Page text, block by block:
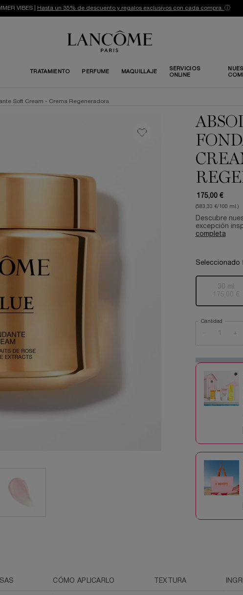
VIBES | Hasta un 35% de descuento y regalos exclusivos con cada compra. ⓘ
TRATAMIENTO PERFUME MAQUILLAJE
SERVICIOS
ONLINE
Soft Cream - Crema Regeneradora
175,00 €
(583,33 €/100 ml.)
Descubre
excepción
completa
Seleccionado
Cantidad
+
CÓMO APLICARLO TEXTURA